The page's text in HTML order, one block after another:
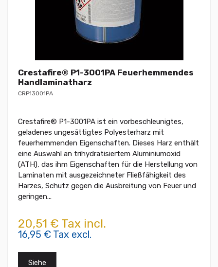
Crestafire® P1-3001PA Feuerhemmendes
Handlaminatharz
CRP13001PA
Crestafire® P1-3001PA ist ein vorbeschleunigtes,
geladenes ungesättigtes Polyesterharz mit
feuerhemmenden Eigenschaften. Dieses Harz enthält
eine Auswahl an trihydratisiertem Aluminiumoxid
(ATH), das ihm Eigenschaften für die Herstellung von
Laminaten mit ausgezeichneter Fließfähigkeit des
Harzes, Schutz gegen die Ausbreitung von Feuer und
geringen...
20,51 € Tax incl.
16,95 € Tax excl.
Siehe